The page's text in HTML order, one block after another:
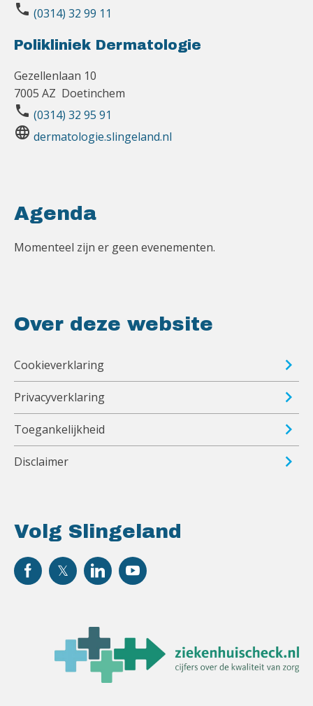
phone (0314) 32 99 11
Polikliniek Dermatologie
Gezellenlaan 10
7005 AZ Doetinchem
phone (0314) 32 95 91
language dermatologie.slingeland.nl
Volg Slingeland
Agenda
Momenteel zijn er geen evenementen.
Over deze website
Cookieverklaring
Privacyverklaring
Toegankelijkheid
Disclaimer